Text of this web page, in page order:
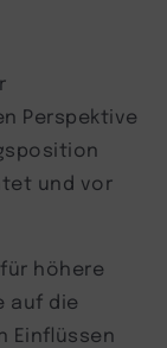
Perspektive
und vor
höhere
auf die
Einflüssen